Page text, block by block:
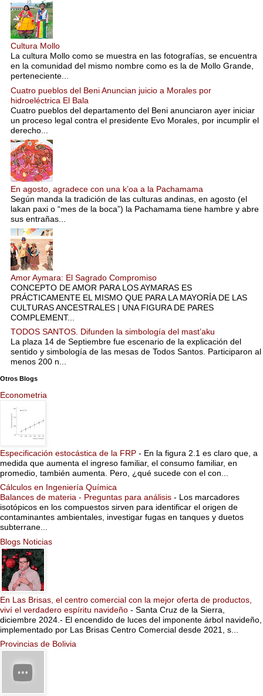
Cultura Mollo
La cultura Mollo como se muestra en las fotografías, se encuentra
en la comunidad del mismo nombre como es la de Mollo Grande,
perteneciente...
Cuatro pueblos del Beni Anuncian juicio a Morales por
hidroeléctrica El Bala
Cuatro pueblos del departamento del Beni anunciaron ayer iniciar
un proceso legal contra el presidente Evo Morales, por incumplir el
derecho...
En agosto, agradece con una k’oa a la Pachamama
Según manda la tradición de las culturas andinas, en agosto (el
lakan paxi o “mes de la boca”) la Pachamama tiene hambre y abre
sus entrañas...
Amor Aymara: El Sagrado Compromiso
CONCEPTO DE AMOR PARA LOS AYMARAS ES
PRÁCTICAMENTE EL MISMO QUE PARA LA MAYORÍA DE LAS
CULTURAS ANCESTRALES | UNA FIGURA DE PARES
COMPLEMENT...
TODOS SANTOS. Difunden la simbología del mast’aku
La plaza 14 de Septiembre fue escenario de la explicación del
sentido y simbología de las mesas de Todos Santos. Participaron al
menos 200 n...
Otros Blogs
Econometria
Especificación estocástica de la FRP - En la figura 2.1 es claro que, a
medida que aumenta el ingreso familiar, el consumo familiar, en
promedio, también aumenta. Pero, ¿qué sucede con el con...
Cálculos en Ingeniería Química
Balances de materia - Preguntas para análisis - Los marcadores
isotópicos en los compuestos sirven para identificar el origen de
contaminantes ambientales, investigar fugas en tanques y duetos
subterrane...
Blogs Noticias
En Las Brisas, el centro comercial con la mejor oferta de productos,
viví el verdadero espíritu navideño - Santa Cruz de la Sierra,
diciembre 2024.- El encendido de luces del imponente árbol navideño,
implementado por Las Brisas Centro Comercial desde 2021, s...
Provincias de Bolivia